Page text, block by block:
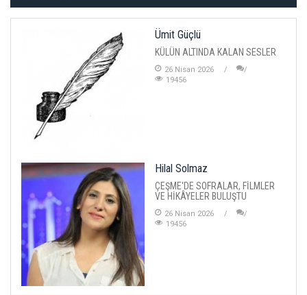
Ümit Güçlü
KÜLÜN ALTINDA KALAN SESLER
26 Nisan 2026
19456
Hilal Solmaz
ÇEŞME'DE SOFRALAR, FİLMLER
VE HİKÂYELER BULUŞTU
26 Nisan 2026
19456